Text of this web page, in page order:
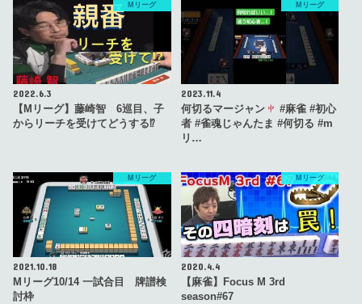
Mリーグ
2022.6.3
【Mリーグ】藤崎智 6巡目、子
からリーチを受けてどうする⁉
Mリーグ
2023.11.4
何切るマージャン
#麻雀 #初心
者 #雀魂じゃんたま #何切る #m
リ…
Mリーグ
2021.10.18
Mリーグ10/14 一試合目 牌譜検
討枠
Mリーグ
2020.4.4
【麻雀】Focus M 3rd
season#67